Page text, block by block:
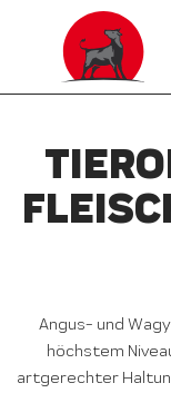
Angus- und
höchstem
artgerechter